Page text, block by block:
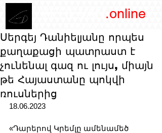
.online
Սերգեյ Դանիելյանը որպես
քաղաքացի պատրաստ է
չունենալ գազ ու լույս, միայն
թե Հայաստանը պոկվի
ռուսներից
18.06.2023
«Դարերով Կրեմլը ամենամեծ